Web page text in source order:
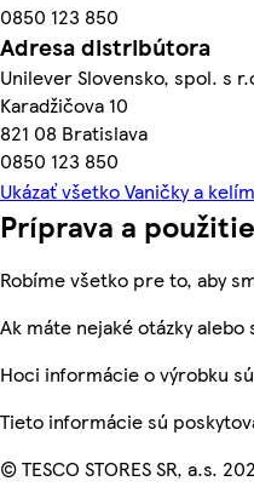
0850 123 850
Adresa distribútora
Unilever Slovensko, spol. s
Karadžičova 10
821 08 Bratislava
0850 123 850
Ukázať všetko Vaničky a
Príprava a použitie
Robíme všetko pre to, aby
Ak máte nejaké otázky
Hoci informácie o výrobku
Tieto informácie sú
© TESCO STORES SR, a.s.